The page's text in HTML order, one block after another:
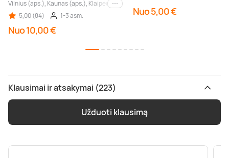
Vilnius (aps.), Kaunas (aps.), Klaipėda (aps.), Palanga (aps.), Nida (aps.),
Kiti miestai
5,00 (84)
1-3 asm.
Nuo 10,00 €
Nuo 5,00 €
Klausimai ir atsakymai (223)
Užduoti klausimą